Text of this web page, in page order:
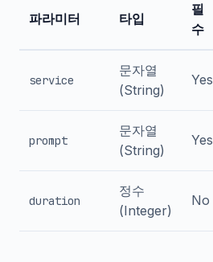
파라미터 타입
필
수
service
문자열
(String)
Yes
prompt
문자열
(String)
Yes
duration
정수
(Integer)
No